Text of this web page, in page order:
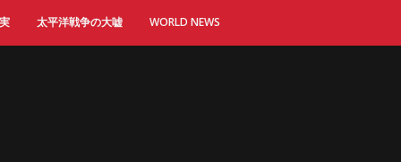
太平洋戦争の大嘘 WORLD NEWS